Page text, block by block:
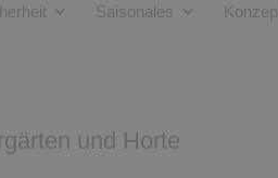
Saisonales
und Horte